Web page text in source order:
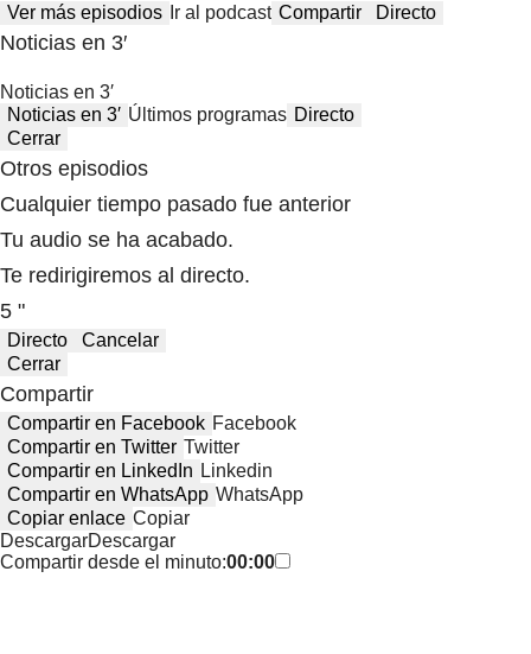
Ver más episodios Ir al podcast Compartir Directo
Noticias en 3′
Noticias en 3′
Noticias en 3′ Últimos programas Directo
Cerrar
Otros episodios
Cualquier tiempo pasado fue anterior
Tu audio se ha acabado.
Te redirigiremos al directo.
5 "
Directo
Cancelar
Cerrar
Compartir
Compartir en Facebook Facebook
Compartir en Twitter Twitter
Compartir en LinkedIn Linkedin
Compartir en WhatsApp WhatsApp
Copiar enlace Copiar
DescargarDescargar
Compartir desde el minuto:00:00